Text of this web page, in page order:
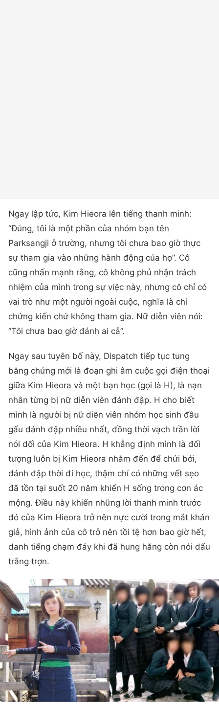
Ngay lập tức, Kim Hieora lên tiếng thanh minh:
“Đúng, tôi là một phần của nhóm bạn tên
Parksangji ở trường, nhưng tôi chưa bao giờ thực
sự tham gia vào những hành động của họ”. Cô
cũng nhấn mạnh rằng, cô không phủ nhận trách
nhiệm của mình trong sự việc này, nhưng cô chỉ có
vai trò như một người ngoài cuộc, nghĩa là chỉ
chứng kiến chứ không tham gia. Nữ diễn viên nói:
“Tôi chưa bao giờ đánh ai cả”.
Ngay sau tuyên bố này, Dispatch tiếp tục tung
bằng chứng mới là đoạn ghi âm cuộc gọi điện thoại
giữa Kim Hieora và một bạn học (gọi là H), là nạn
nhân từng bị nữ diễn viên đánh đập. H cho biết
mình là người bị nữ diễn viên nhóm học sinh đầu
gấu đánh đập nhiều nhất, đồng thời vạch trần lời
nói dối của Kim Hieora. H khẳng định mình là đối
tượng luôn bị Kim Hieora nhắm đến để chửi bới,
đánh đập thời đi học, thậm chí có những vết sẹo
đã tồn tại suốt 20 năm khiến H sống trong cơn ác
mộng. Điều này khiến những lời thanh minh trước
đó của Kim Hieora trở nên nực cười trong mắt khán
giả, hình ảnh của cô trở nên tồi tệ hơn bao giờ hết,
danh tiếng chạm đáy khi đã hung hăng còn nói dấu
trắng trợn.